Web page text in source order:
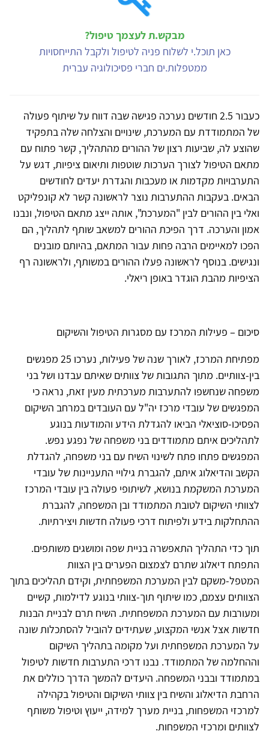
מבקש.ת לעצמך טיפול?
כאן תוכל.י לשלוח פניה לטיפול ולקבל התייחסויות
ממטפלות.ים חברי פסיכולוגיה עברית
כעבור 2.5 חודשים נערכה פגישה שבה דווח על שיתוף פעולה
של המתמודדת עם המערכת, שינויים והצלחה שלה בתפקיד
שהוצע לה, שביעות רצון של ההורים מהתהליך, קשר פתוח עם
מתאם הטיפול לצורך הערכות שוטפות ותיאום ציפיות, דגש על
התערבויות מקדמות או מעכבות והגדרת יעדים לחודשים
הבאים. בעקבות ההתערבות נוצר לראשונה קשר לא קונפליקט
ואלי בין ההורים לבין "המערכת", אותה ייצג מתאם הטיפול, ונבנו
אמון והערכה. דרך הפיכת ההורים למשאב שותף לתהליך, הם
הפכו למאיימים הרבה פחות עבור המתאם, בהיותם מובנים
ונגישים. בנוסף לראשונה פעלו ההורים במשותף, ולראשונה רף
הציפיות מהבת הוגדר באופן ריאלי.
סיכום – פעילות המרכז עם מסגרות הטיפול והשיקום
מפתיחת המרכז, לאורך שנה של פעילות, נערכו 25 מפגשים
בין-צוותיים. מתוך התגובות של צוותים שאיתם עבדנו ושל בני
משפחה שנחשפו להתערבות מערכתית מעין זאת, נראה כי
המפגשים של עובדי מרכז יה"ל עם העובדים במרחב השיקום
הפסיכו-סוציאלי הביאו להגדלת הידע והמודעות בנוגע
לתהליכים איתם מתמודדים בני משפחה של נפגע נפש.
המפגשים פתחו פתח לשינוי השיח עם בני משפחה, להגדלת
הקשב והדיאלוג איתם, להגברת גילויי התעניינות של עובדי
המערכת המשקמת בנושא, לשיתופי פעולה בין עובדי המרכז
לצוותי השיקום לטובת המתמודד ובן המשפחה, להגברת
ההתחלקות בידע ולפיתוח דרכי פעולה חדשות ויצירתיות.
תוך כדי התהליך התאפשרה בניית שפה ומושגים משותפים.
התפתח דיאלוג שתרם לצמצום הפערים בין הצוות
המטפל-משקם לבין המערכת המשפחתית, וקידם תהליכים בתוך
הצוותים עצמם, כמו שיתוף תוך-צוותי בנוגע לדילמות, קשיים
ומעורבות עם המערכת המשפחתית. השיח תרם לבניית הבנות
חדשות אצל אנשי המקצוע, שעתידים להוביל להסתכלות שונה
על המערכת המשפחתית ועל מקומה בתהליך השיקום
וההחלמה של המתמודד. נבנו דרכי התערבות חדשות לטיפול
במתמודד ובבני המשפחה. היעדים להמשך הדרך כוללים את
הרחבת הדיאלוג והשיח בין צוותי השיקום והטיפול בקהילה
למרכזי המשפחות, בניית מערך למידה, ייעוץ וטיפול משותף
לצוותים ומרכזי המשפחות.